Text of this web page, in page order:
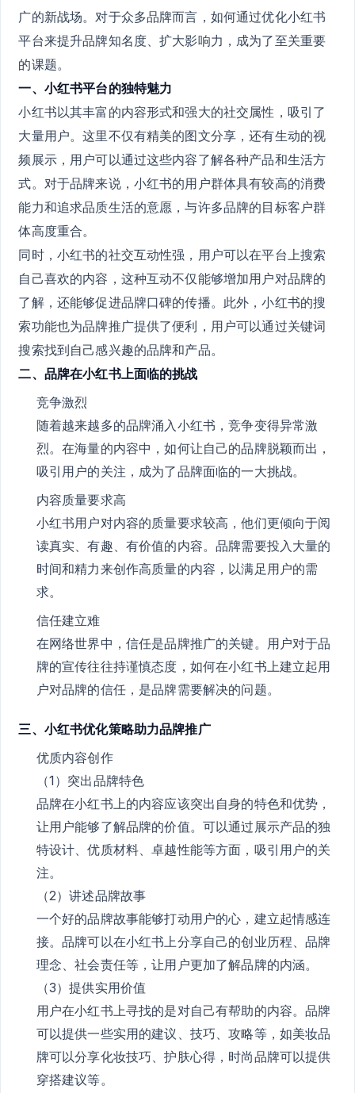
广的新战场。对于众多品牌而言，如何通过优化小红书
平台来提升品牌知名度、扩大影响力，成为了至关重要
的课题。
一、小红书平台的独特魅力
小红书以其丰富的内容形式和强大的社交属性，吸引了
大量用户。这里不仅有精美的图文分享，还有生动的视
频展示，用户可以通过这些内容了解各种产品和生活方
式。对于品牌来说，小红书的用户群体具有较高的消费
能力和追求品质生活的意愿，与许多品牌的目标客户群
体高度重合。
同时，小红书的社交互动性强，用户可以在平台上搜索
自己喜欢的内容，这种互动不仅能够增加用户对品牌的
了解，还能够促进品牌口碑的传播。此外，小红书的搜
索功能也为品牌推广提供了便利，用户可以通过关键词
搜索找到自己感兴趣的品牌和产品。
二、品牌在小红书上面临的挑战
竞争激烈
随着越来越多的品牌涌入小红书，竞争变得异常激
烈。在海量的内容中，如何让自己的品牌脱颖而出，
吸引用户的关注，成为了品牌面临的一大挑战。
内容质量要求高
小红书用户对内容的质量要求较高，他们更倾向于阅
读真实、有趣、有价值的内容。品牌需要投入大量的
时间和精力来创作高质量的内容，以满足用户的需
求。
信任建立难
在网络世界中，信任是品牌推广的关键。用户对于品
牌的宣传往往持谨慎态度，如何在小红书上建立起用
户对品牌的信任，是品牌需要解决的问题。
三、小红书优化策略助力品牌推广
优质内容创作
（1）突出品牌特色
品牌在小红书上的内容应该突出自身的特色和优势，
让用户能够了解品牌的价值。可以通过展示产品的独
特设计、优质材料、卓越性能等方面，吸引用户的关
注。
（2）讲述品牌故事
一个好的品牌故事能够打动用户的心，建立起情感连
接。品牌可以在小红书上分享自己的创业历程、品牌
理念、社会责任等，让用户更加了解品牌的内涵。
（3）提供实用价值
用户在小红书上寻找的是对自己有帮助的内容。品牌
可以提供一些实用的建议、技巧、攻略等，如美妆品
牌可以分享化妆技巧、护肤心得，时尚品牌可以提供
穿搭建议等。